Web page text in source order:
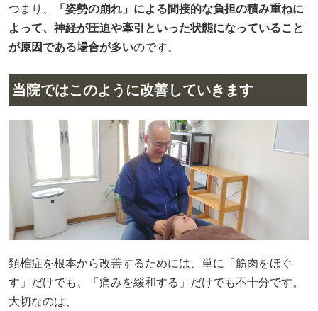
つまり、
「姿勢の崩れ」による間接的な負担の積み重ねに
よって、神経が圧迫や牽引といった状態になっていること
が原因である場合が多いのです。
当院ではこのように改善していきます
頚椎症を根本から改善するためには、単に「筋肉をほぐ
す」だけでも、「痛みを緩和する」だけでも不十分です。
大切なのは、